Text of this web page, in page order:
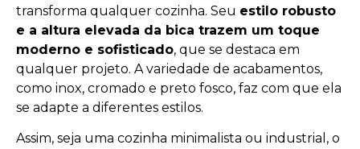
transforma qualquer cozinha. Seu estilo robusto
e a altura elevada da bica trazem um toque
moderno e sofisticado, que se destaca em
qualquer projeto. A variedade de acabamentos,
como inox, cromado e preto fosco, faz com que ela
se adapte a diferentes estilos.
Assim, seja uma cozinha minimalista ou industrial, o